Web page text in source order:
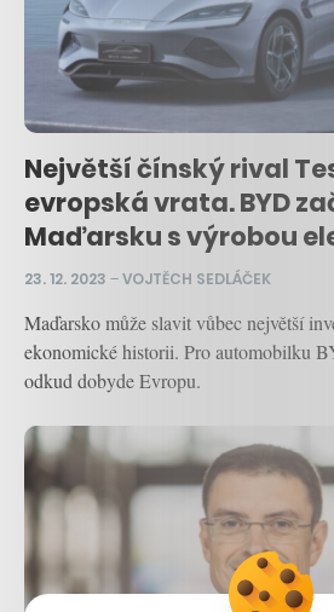
Největší čínský rival
evropská vrata. BYD
Maďarsku s výrobou
23. 12. 2023 –VOJTĚCH SEDLÁČEK
Maďarsko může slavit vůbec největší
ekonomické historii. Pro automobilku
odkud dobyde Evropu.